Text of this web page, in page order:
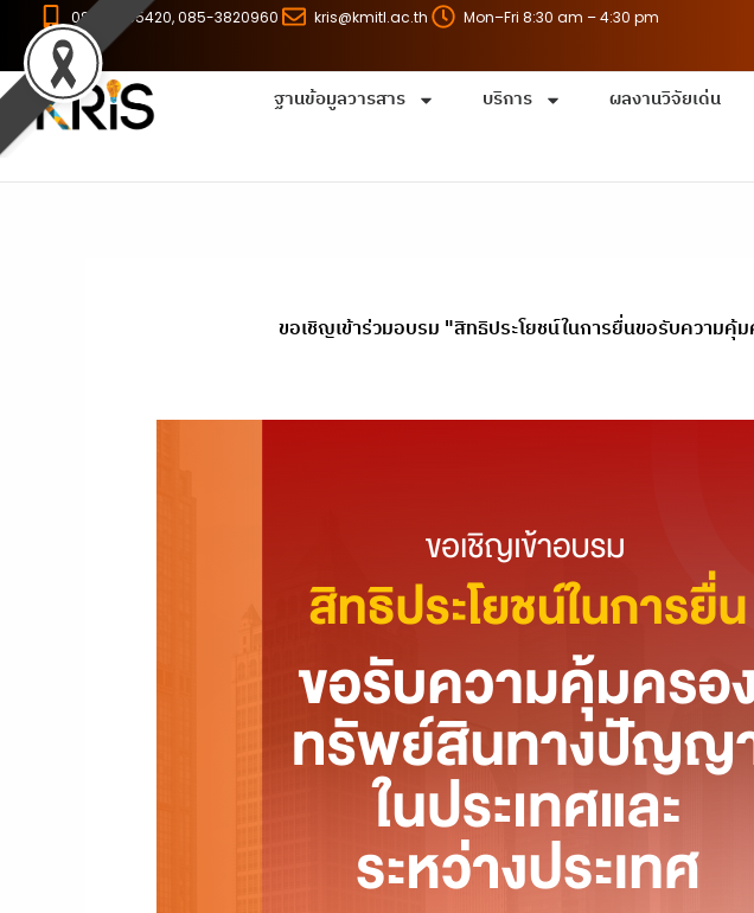
content
086-8255420, 085-3820960 kris@kmitl.ac.th Mon–Fri 8:30 am – 4:30 pm
ฐานข้อมูลวารสาร บริการ ผลงานวิจัยเด่น
ขอเชิญเข้าร่วมอบรม "สิทธิประโยชน์ในการยื่นขอรับความ